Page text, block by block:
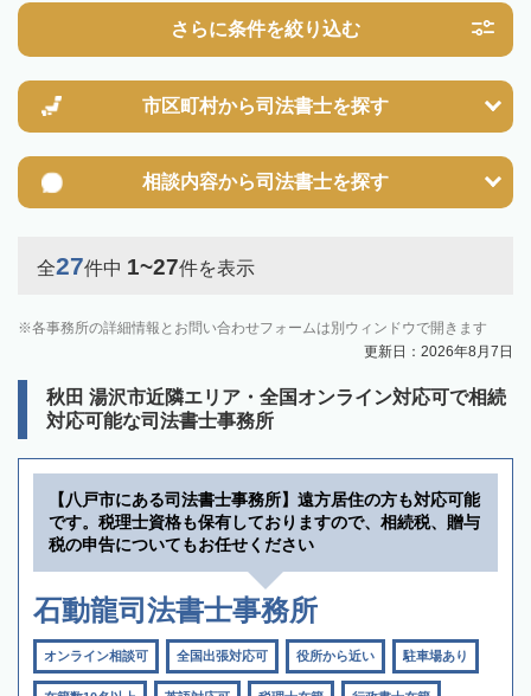
不動産を相続した場合、相続を知った日から3年以内に登記しないと、
10万円以下の過料が科せられるため、速やかな手続きが必要です。義務
化前の相続も対象となるため注意しましょう。
す。その他の相続手続きも任せることが可能です。
また、義務化に伴い、相続人申告登記制度が創設されました。遺産分割
の話し合いがまとまらず登記できない場合は、この制度の活用を検討し
さらに条件を絞り込む
市区町村から司法書士を探す
相談内容から司法書士を探す
全27件中 1~27件を表示
各事務所の詳細情報とお問い合わせフォームは別ウィンドウで開きます
更新日：2026年8月7日
秋田 湯沢市近隣エリア・全国オンライン対応可で相続
対応可能な司法書士事務所
【八戸市にある司法書士事務所】遠方居住の方も対応可能
です。税理士資格も保有しておりますので、相続税、贈与
税の申告についてもお任せください
石動龍司法書士事務所
オンライン相談可 全国出張対応可 役所から近い 駐車場あり